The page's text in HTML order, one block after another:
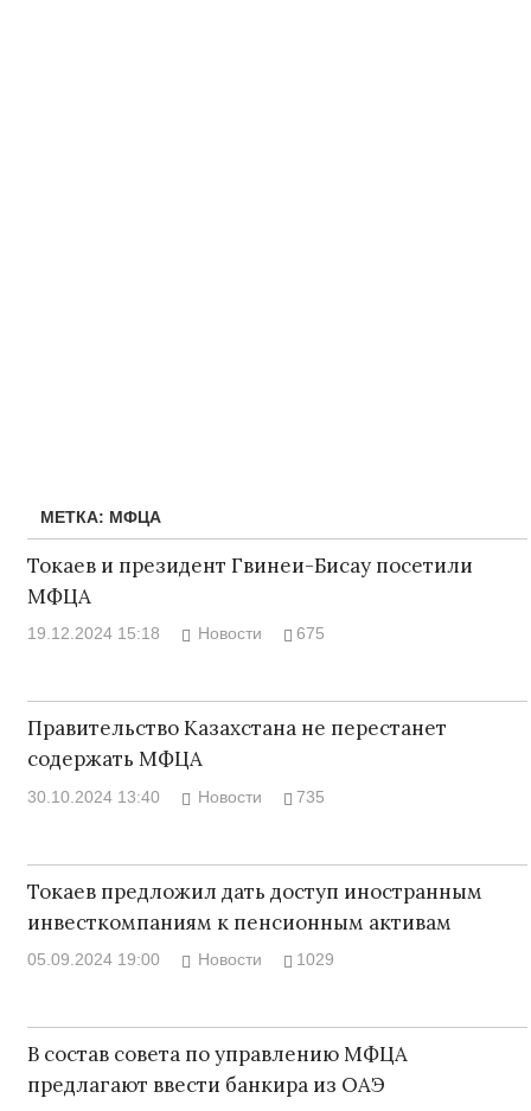
МЕТКА: МФЦА
Токаев и президент Гвинеи-Бисау посетили
МФЦА
19.12.2024 15:18 Новости 675
Правительство Казахстана не перестанет
содержать МФЦА
30.10.2024 13:40 Новости 735
Токаев предложил дать доступ иностранным
инвесткомпаниям к пенсионным активам
05.09.2024 19:00 Новости 1029
В состав совета по управлению МФЦА
предлагают ввести банкира из ОАЭ